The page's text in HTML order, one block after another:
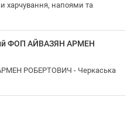
харчування, напоями та
ФОП АЙВАЗЯН АРМЕН
РОБЕРТОВИЧ - Черкаська